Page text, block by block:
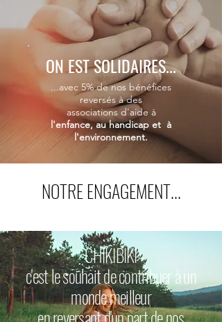
ON EST SOLIDAIRES...
...avec 5% de nos bénéfices
reversés à des
associationsd'aide à
l'enfance, au handicap et à
l'environnement.
NOTRE ENGAGEMENT...
CHIKIBIKI
c'est le souhait de contribuer à un
monde meilleur